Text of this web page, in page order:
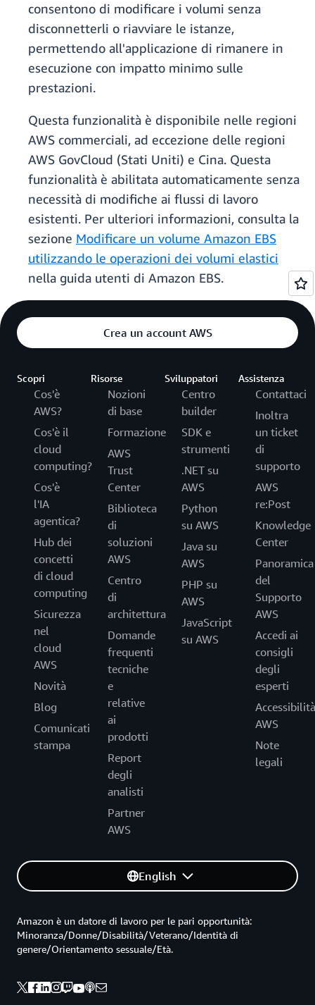
consentono di modificare i volumi senza
disconnetterli o riavviare le istanze,
permettendo all'applicazione di rimanere in
esecuzione con impatto minimo sulle
prestazioni.
Questa funzionalità è disponibile nelle regioni
AWS commerciali, ad eccezione delle regioni
AWS GovCloud (Stati Uniti) e Cina. Questa
funzionalità è abilitata automaticamente senza
necessità di modifiche ai flussi di lavoro
esistenti. Per ulteriori informazioni, consulta la
sezione Modificare un volume Amazon EBS
utilizzando le operazioni dei volumi elastici
nella guida utenti di Amazon EBS.
Crea un account AWS
Scopri
Cos'è
AWS?
Cos'è il
cloud
computing?
Cos'è
l'IA
agentica?
Hub dei
concetti
di cloud
computing
Sicurezza
nel
cloud
AWS
Novità
Blog
Comunicati
stampa
Risorse
Nozioni
di base
Formazione
AWS
Trust
Center
Biblioteca
di
soluzioni
AWS
Centro
di
architettura
Domande
frequenti
tecniche
e
relative
ai
prodotti
Report
degli
analisti
Partner
AWS
Sviluppatori
Centro
builder
SDK e
strumenti
.NET su
AWS
Python
su AWS
Java su
AWS
PHP su
AWS
JavaScript
su AWS
Assistenza
Contattaci
Inoltra
un ticket
di
supporto
AWS
re:Post
Knowledge
Center
Panoramica
del
Supporto
AWS
Accedi ai
consigli
degli
esperti
Accessibilità
AWS
Note
legali
English
Amazon è un datore di lavoro per le pari opportunità:
Minoranza/Donne/Disabilità/Veterano/Identità di
genere/Orientamento sessuale/Età.